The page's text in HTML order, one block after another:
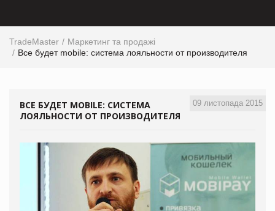
TradeMaster
Маркетинг та продажі
Все будет mobile: система лояльности от производителя
09 листопада 2015
ВСЕ БУДЕТ MOBILE: СИСТЕМА
ЛОЯЛЬНОСТИ ОТ ПРОИЗВОДИТЕЛЯ